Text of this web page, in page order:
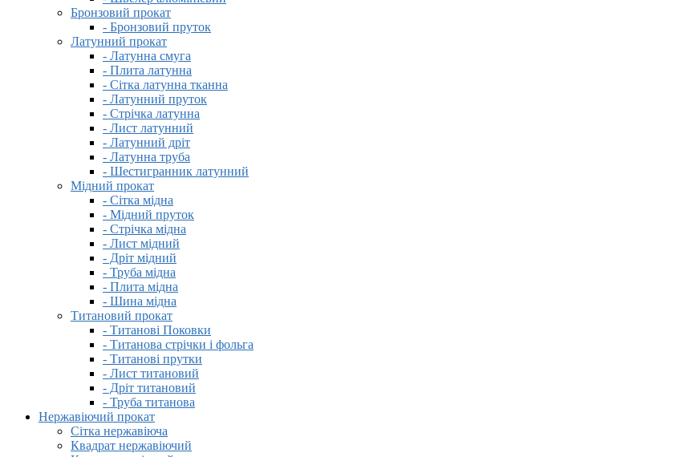
Бронзовий прокат
- Бронзовий пруток
Латунний прокат
- Латунна смуга
- Плита латунна
- Сітка латунна тканна
- Латунний пруток
- Стрічка латунна
- Лист латунний
- Латунний дріт
- Латунна труба
- Шестигранник латунний
Мідний прокат
- Сітка мідна
- Мідний пруток
- Стрічка мідна
- Лист мідний
- Дріт мідний
- Труба мідна
- Плита мідна
- Шина мідна
Титановий прокат
- Титанові Поковки
- Титанова стрічки і фольга
- Титанові прутки
- Лист титановий
- Дріт титановий
- Труба титанова
Нержавіючий прокат
Сітка нержавіюча
Квадрат нержавіючий